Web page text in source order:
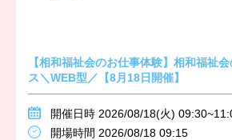
【相和福祉会のお仕事体験】相和福祉
ス＼WEB型／【8月18日開催】
開催日時 2026/08/18(火)
開場時間 2026/08/18 09:15